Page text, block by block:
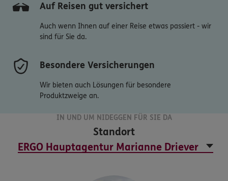
Auf Reisen gut versichert
Auch wenn Ihnen auf einer Reise etwas passiert - wir
sind für Sie da.
Besondere Versicherungen
Wir bieten auch Lösungen für besondere
Produktzweige an.
IN UND UM NIDEGGEN FÜR SIE DA
Standort